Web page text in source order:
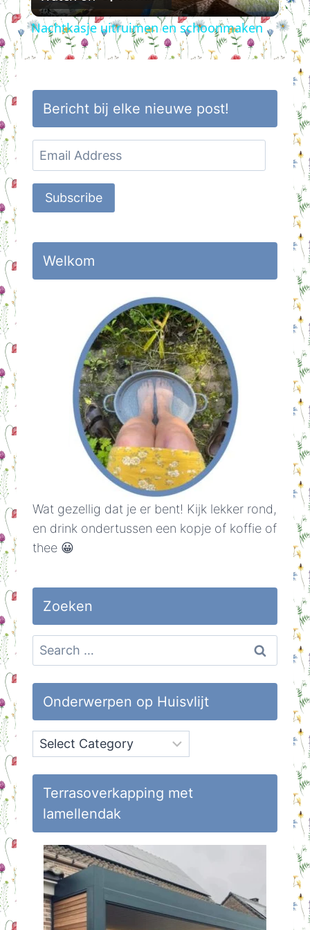
Video
Nachtkasje uitruimen en schoonmaken
Bericht bij elke nieuwe post!
Email
Address
Subscribe
Welkom
Wat gezellig dat je er bent! Kijk lekker rond,
en drink ondertussen een kopje of koffie of
thee 😀
Zoeken
Search
for:
Onderwerpen op Huisvlijt
Onderwerpen
op
Huisvlijt
Terrasoverkapping met
lamellendak